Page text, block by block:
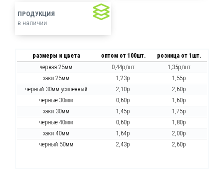
ПРОДУКЦИЯ
в наличии
размеры и цвета оптом от 100шт.
розница от 1шт.
черная 25мм
0,44р/шт
1,35р/шт
хаки 25мм
1,23р
1,55р
черный 30мм усиленный
2,10р
2,60р
черные 30мм
0,60р
1,60р
хаки 30мм
1,45р
1,75р
черные 40мм
0,60р
1,80р
хаки 40мм
1,64р
2,00р
черный 50мм
2,43р 2,60р